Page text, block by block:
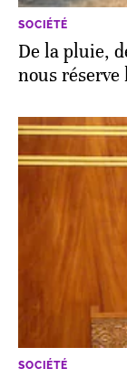
SOCIÉTÉ
De la pluie,
nous réserve
SOCIÉTÉ